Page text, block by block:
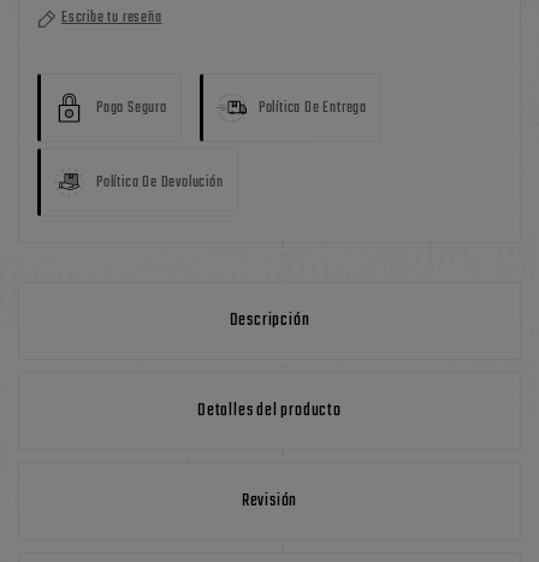
Escribe tu reseña
Pago Seguro Política De Entrega
Política De Devolución
Descripción
Detalles del producto
Revisión